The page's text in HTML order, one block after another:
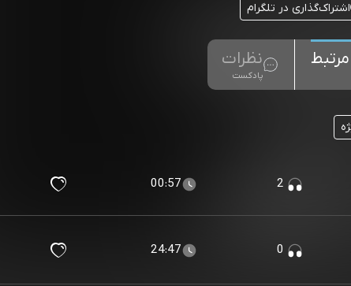
اشتراک‌گذاری در تلگرام
نظرات
پادکست
00:57
24:47